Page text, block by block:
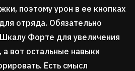
поэтому урон в ее кнопках
отряда. Обязательно
Шкалу Форте для увеличения
вот остальные навыки
Есть смысл